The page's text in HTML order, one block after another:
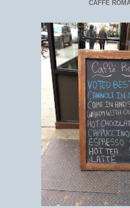
CAFFE